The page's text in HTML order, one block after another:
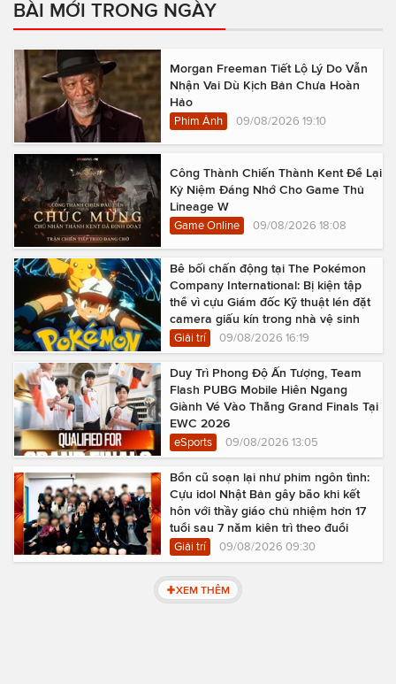
BÀI MỚI TRONG NGÀY
Morgan Freeman Tiết Lộ Lý Do Vẫn
Nhận Vai Dù Kịch Bản Chưa Hoàn
Hảo
Phim Ảnh 09/08/2026 19:10
Công Thành Chiến Thành Kent Để Lại
Kỷ Niệm Đáng Nhớ Cho Game Thủ
Lineage W
Game Online 09/08/2026 18:08
Bê bối chấn động tại The Pokémon
Company International: Bị kiện tập
thể vì cựu Giám đốc Kỹ thuật lén đặt
camera giấu kín trong nhà vệ sinh
Giải trí 09/08/2026 16:19
Duy Trì Phong Độ Ấn Tượng, Team
Flash PUBG Mobile Hiên Ngang
Giành Vé Vào Thẳng Grand Finals Tại
EWC 2026
eSports 09/08/2026 13:05
Bổn cũ soạn lại như phim ngôn tình:
Cựu idol Nhật Bản gây bão khi kết
hôn với thầy giáo chủ nhiệm hơn 17
tuổi sau 7 năm kiên trì theo đuổi
Giải trí 09/08/2026 09:30
XEM THÊM